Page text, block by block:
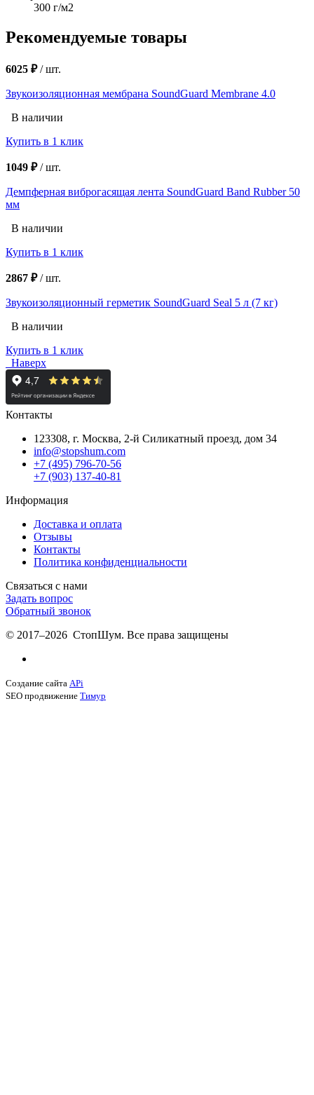
300 г/м2
Рекомендуемые товары
6025 ₽/шт.
Звукоизоляционная мембрана SoundGuard Membrane 4.0
В наличии
Купить в 1 клик
1049 ₽/шт.
Демпферная виброгасящая лента SoundGuard Band Rubber 50
мм
В наличии
Купить в 1 клик
2867 ₽/шт.
Звукоизоляционный герметик SoundGuard Seal 5 л (7 кг)
В наличии
Купить в 1 клик
Наверх
Контакты
123308, г. Москва, 2-й Силикатный проезд, дом 34
info@stopshum.com
+7 (495) 796-70-56
+7 (903) 137-40-81
Информация
Доставка и оплата
Отзывы
Контакты
Политика конфиденциальности
Связаться с нами
Задать вопрос
Обратный звонок
© 2017–2026 СтопШум. Все права защищены
Создание сайта APi
SEO продвижение Тимур